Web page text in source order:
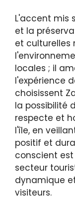
L'accent mis
et la
et culturelles
locales ; il
l'expérience
choisissent
la possibilité
respecte et
l'île, en
positif et
conscient
secteur
dynamique
visiteurs.